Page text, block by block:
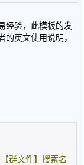
经验，此模板的发
英文使用说明，
群文件】搜索名